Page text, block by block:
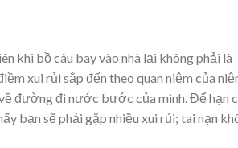
khi bồ câu bay vào nhà lại không phải là
xui rủi sắp đến theo quan niệm của
đường đi nước bước của mình. Để hạn
bạn sẽ phải gặp nhiều xui rủi; tai nạn